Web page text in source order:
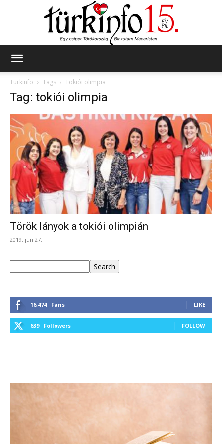
Türkinfo
Tags Tokiói olimpia
Tag: tokiói olimpia
Török lányok a tokiói olimpián
2019. jún 27.
Search
16,474 Fans LIKE
639 Followers FOLLOW